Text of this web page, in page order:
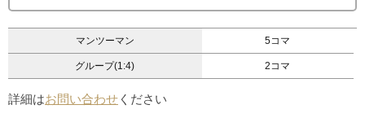
マンツーマン 5コマ
グループ(1:4) 2コマ
詳細はお問い合わせ ください